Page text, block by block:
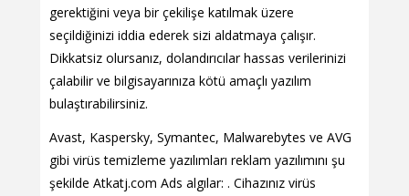
gerektiğini veya bir çekilişe katılmak üzere
seçildiğinizi iddia ederek sizi aldatmaya çalışır.
Dikkatsiz olursanız, dolandırıcılar hassas verilerinizi
çalabilir ve bilgisayarınıza kötü amaçlı yazılım
bulaştırabilirsiniz.
Avast, Kaspersky, Symantec, Malwarebytes ve AVG
gibi virüs temizleme yazılımları reklam yazılımını şu
şekilde Atkatj.com Ads algılar: . Cihazınız virüs